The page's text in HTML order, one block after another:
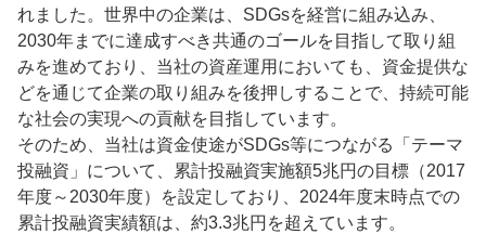
れました。世界中の企業は、SDGsを経営に組み込み、
2030年までに達成すべき共通のゴールを目指して取り組
みを進めており、当社の資産運用においても、資金提供な
どを通じて企業の取り組みを後押しすることで、持続可能
な社会の実現への貢献を目指しています。
そのため、当社は資金使途がSDGs等につながる「テーマ
投融資」について、累計投融資実施額5兆円の目標（2017
年度～2030年度）を設定しており、2024年度末時点での
累計投融資実績額は、約3.3兆円を超えています。